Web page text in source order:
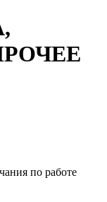
по работе